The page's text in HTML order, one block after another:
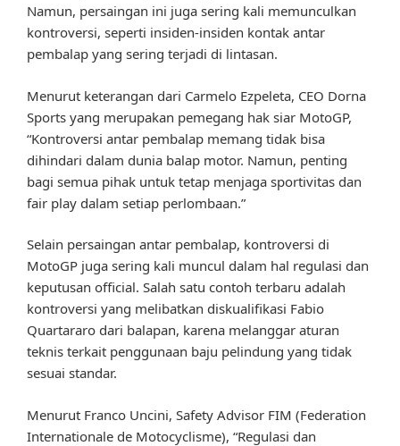
Namun, persaingan ini juga sering kali memunculkan
kontroversi, seperti insiden-insiden kontak antar
pembalap yang sering terjadi di lintasan.
Menurut keterangan dari Carmelo Ezpeleta, CEO Dorna
Sports yang merupakan pemegang hak siar MotoGP,
“Kontroversi antar pembalap memang tidak bisa
dihindari dalam dunia balap motor. Namun, penting
bagi semua pihak untuk tetap menjaga sportivitas dan
fair play dalam setiap perlombaan.”
Selain persaingan antar pembalap, kontroversi di
MotoGP juga sering kali muncul dalam hal regulasi dan
keputusan official. Salah satu contoh terbaru adalah
kontroversi yang melibatkan diskualifikasi Fabio
Quartararo dari balapan, karena melanggar aturan
teknis terkait penggunaan baju pelindung yang tidak
sesuai standar.
Menurut Franco Uncini, Safety Advisor FIM (Federation
Internationale de Motocyclisme), “Regulasi dan